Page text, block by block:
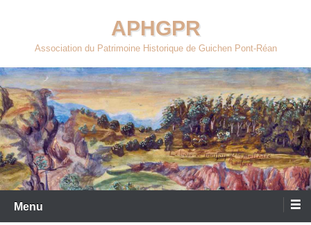
contenu
APHGPR
Association du Patrimoine Historique de Guichen Pont-Réan
Menu